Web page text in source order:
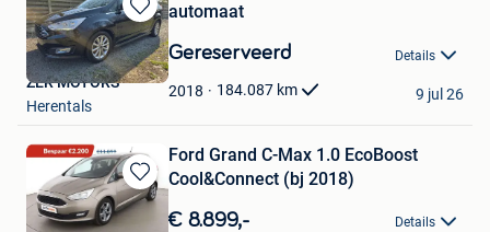
Bewaren
in
Mijn
Favorieten
automaat
Gereserveerd Details
2018 184.087 km
ZER MOTORS
Herentals
9 jul 26
Bewaren
in
Ford Grand C-Max 1.0 EcoBoost
Cool&Connect (bj 2018)
€ 8.899,- Details